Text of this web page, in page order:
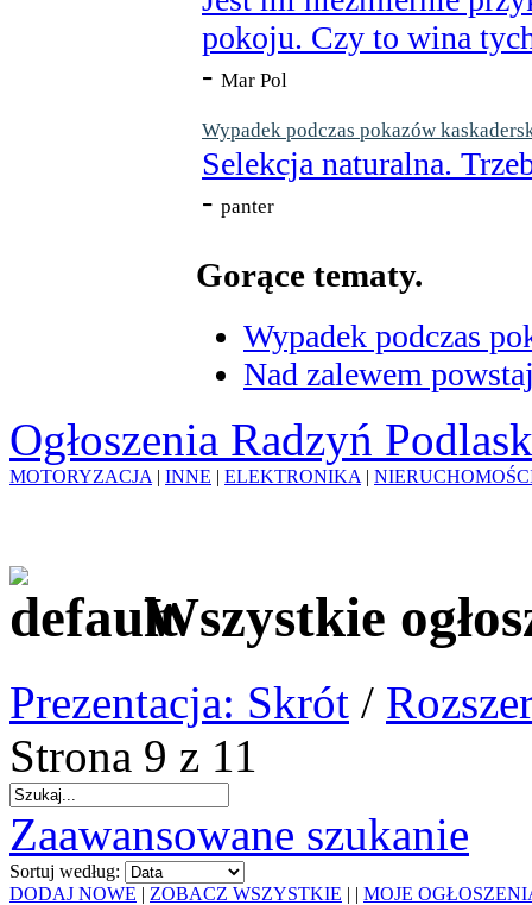
pokoju. Czy to wina
- Mar Pol
Wypadek podczas pokazów
Selekcja naturalna.
- panter
Gorące tematy.
Wypadek podczas
Nad zalewem
Ogłoszenia Radzyń
MOTORYZACJA | INNE | ELEKTRONIKA |
Wszystkie
Prezentacja: Skrót /
Strona 9 z 11
Zaawansowane szukanie
Sortuj według:
DODAJ NOWE | ZOBACZ WSZYSTKIE | | MOJE